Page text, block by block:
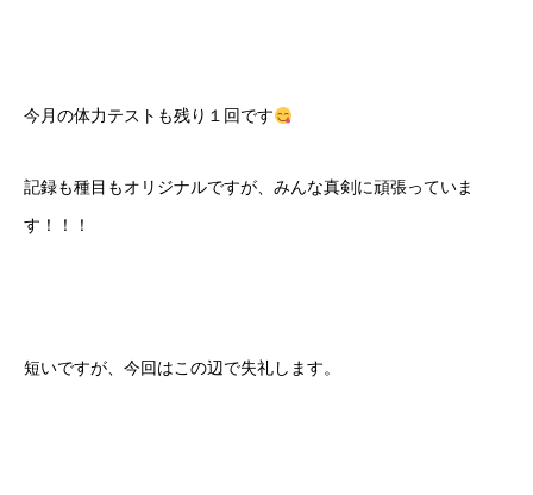
今月の体力テストも残り１回です
記録も種目もオリジナルですが、みんな真剣に頑張っていま
す！！！
短いですが、今回はこの辺で失礼します。